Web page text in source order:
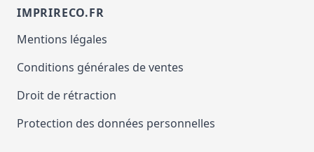
IMPRIRECO.FR
Mentions légales
Conditions générales de ventes
Droit de rétraction
Protection des données personnelles